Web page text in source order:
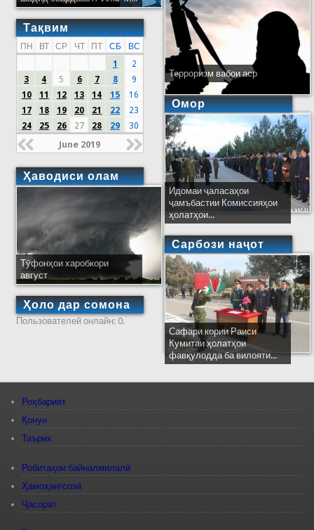
Тақвим
ПН ВТ СР ЧТ ПТ СБ
ВС
1
2
3
4 5 6 7 8
9
10
11 12 13 14 15
16
17
18 19 20 21 22
23
24
25 26 27 28 29 30
June 2019
Ҳаводиси олам
Тӯфонҳои харобкори
август
Ҳоло дар сомона
Пользователей онлайн: 0.
Терроризм вабои аср
Омор
Идомаи ҷаласаҳои
ҷамъбастии Комиссияҳои
ҳолатҳои...
Сарбози наҷот
Сафари кории Раиси
Кумитаи ҳолатҳои
фавқулодда ба вилояти...
Роҳбарият
Қонун
Таърих
Робитаҳои байналмилалӣ
Ҳамоҳангсозӣ
Ҷасорат